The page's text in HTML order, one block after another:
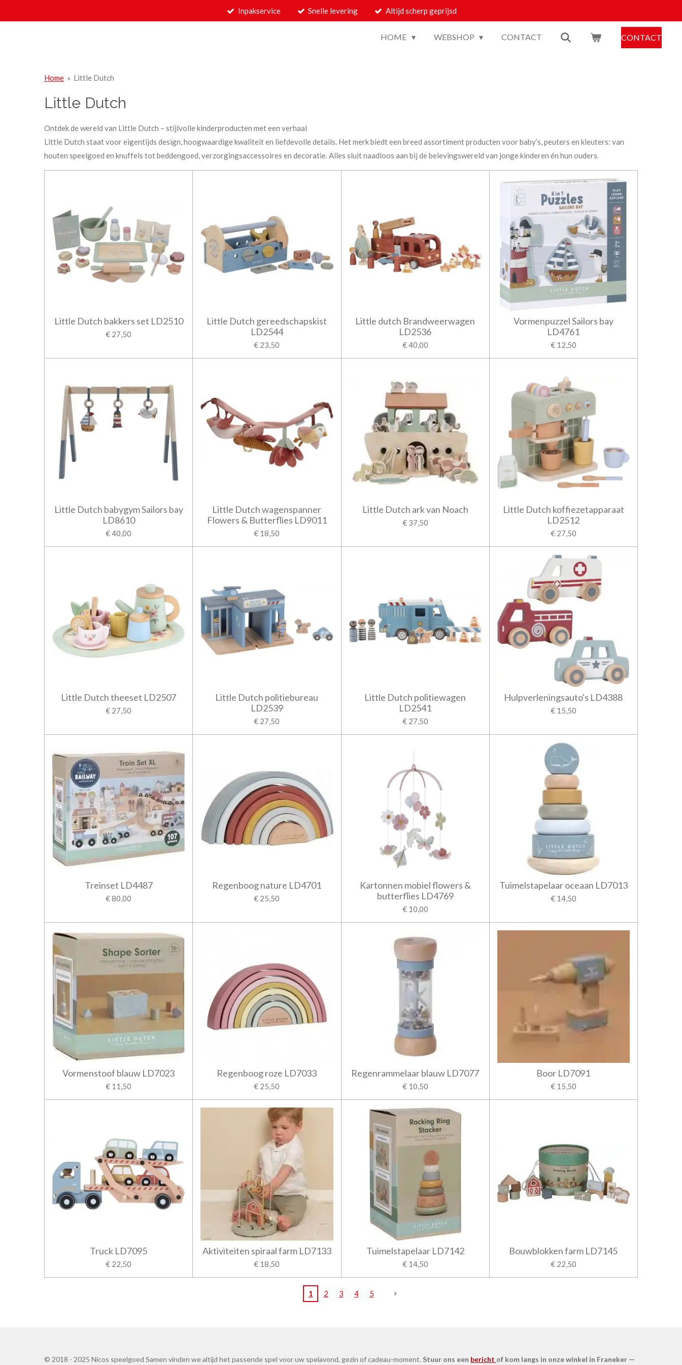
Inpakservice Snelle levering Altijd scherp geprijsd
HOME WEBSHOP CONTACT CONTACT
Home » Little Dutch
Little Dutch
Ontdek de wereld van Little Dutch – stijlvolle kinderproducten met een verhaal
Little Dutch staat voor eigentijds design, hoogwaardige kwaliteit en liefdevolle details. Het merk biedt een breed assortiment producten voor baby’s, peuters en kleuters: van
houten speelgoed en knuffels tot beddengoed, verzorgingsaccessoires en decoratie. Alles sluit naadloos aan bij de belevingswereld van jonge kinderen én hun ouders.
Little Dutch bakkers set LD2510
€ 27,50
Little Dutch gereedschapskist
LD2544
€ 23,50
Little dutch Brandweerwagen
LD2536
€ 40,00
Vormenpuzzel Sailors bay
LD4761
€ 12,50
Little Dutch babygym Sailors bay
LD8610
€ 40,00
Little Dutch wagenspanner
Flowers & Butterflies LD9011
€ 18,50
Little Dutch ark van Noach
€ 37,50
Little Dutch koffiezetapparaat
LD2512
€ 27,50
Little Dutch theeset LD2507
€ 27,50
Little Dutch politiebureau
LD2539
€ 27,50
Little Dutch politiewagen
LD2541
€ 27,50
Hulpverleningsauto's LD4388
€ 15,50
Treinset LD4487
€ 80,00
Regenboog nature LD4701
€ 25,50
Kartonnen mobiel flowers &
butterflies LD4769
€ 10,00
Tuimelstapelaar oceaan LD7013
€ 14,50
Vormenstoof blauw LD7023
€ 11,50
Regenboog roze LD7033
€ 25,50
Regenrammelaar blauw LD7077
€ 10,50
Boor LD7091
€ 15,50
Truck LD7095
€ 22,50
Aktiviteiten spiraal farm LD7133
€ 18,50
Tuimelstapelaar LD7142
€ 14,50
Bouwblokken farm LD7145
€ 22,50
1 2 3 4 5
© 2018 - 2025 Nicos speelgoed Samen vinden we altijd het passende spel voor uw spelavond, gezin of cadeau-moment. Stuur ons een bericht of kom langs in onze winkel in Franeker —